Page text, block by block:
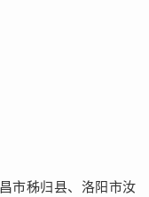
市秭归县、洛阳市汝